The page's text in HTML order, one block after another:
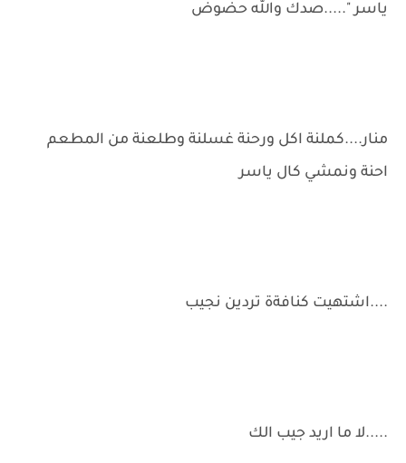
ياسر ".....صدك والله حضوض
منار....كملنة اكل ورحنة غسلنة وطلعنة من المطعم
احنة ونمشي كال ياسر
....اشتهيت كنافةة تردين نجيب
.....لا ما اريد جيب الك